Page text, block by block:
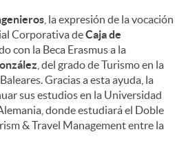
, la expresión de la vocación
Corporativa deCaja de
con la Beca Erasmus a la
, del grado de Turismo en la
Gracias a esta ayuda, la
sus estudios en la Universidad
donde estudiará el Doble
& Travel Management entre la